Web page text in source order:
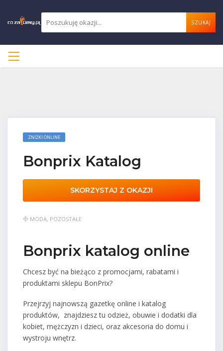
SZUKAJ
ZNIŻKI ONLINE
Bonprix Katalog
SKORZYSTAJ Z OKAZJI
MODA, POZOSTAŁE
Bonprix katalog online
Chcesz być na bieżąco z promocjami, rabatami i
produktami sklepu BonPrix?
Przejrzyj najnowszą gazetkę online i katalog
produktów, znajdziesz tu odzież, obuwie i dodatki dla
kobiet, mężczyzn i dzieci, oraz akcesoria do domu i
wystroju wnętrz.